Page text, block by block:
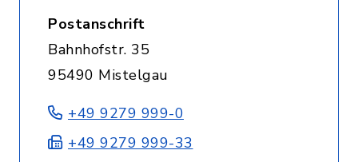
Postanschrift
Bahnhofstr. 35
95490 Mistelgau
+49 9279 999-0
+49 9279 999-33